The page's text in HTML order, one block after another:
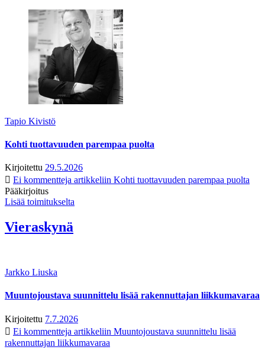
Tapio Kivistö
Kohti tuottavuuden parempaa puolta
Kirjoitettu 29.5.2026
Ei kommentteja artikkeliin Kohti tuottavuuden parempaa puolta
Pääkirjoitus
Lisää toimitukselta
Vieraskynä
Jarkko Liuska
Muuntojoustava suunnittelu lisää rakennuttajan liikkumavaraa
Kirjoitettu 7.7.2026
Ei kommentteja artikkeliin Muuntojoustava suunnittelu lisää
rakennuttajan liikkumavaraa